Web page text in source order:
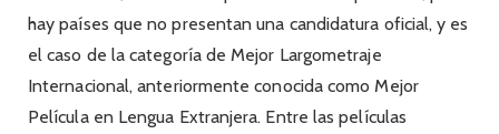
hay países que no presentan una candidatura oficial, y es
el caso de la categoría de Mejor Largometraje
Internacional, anteriormente conocida como Mejor
Película en Lengua Extranjera. Entre las películas